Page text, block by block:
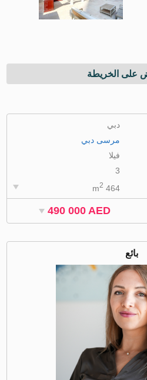
على الخريطة
دبي
مرسى دبي
فيلا
3
464 m
2
490 000 AED
بائع